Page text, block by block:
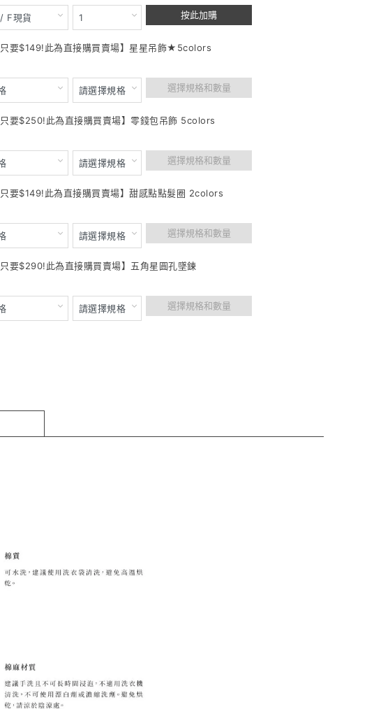
按此加購
只要$149!此為直接購買賣場】星星吊飾★5colors
選擇規格和數量
只要$250!此為直接購買賣場】零錢包吊飾 5colors
選擇規格和數量
只要$149!此為直接購買賣場】甜感點點髮圈 2colors
選擇規格和數量
只要$290!此為直接購買賣場】五角星圓孔墜鍊
選擇規格和數量